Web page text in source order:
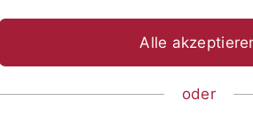
um sich anzumelden:
Alle
oder